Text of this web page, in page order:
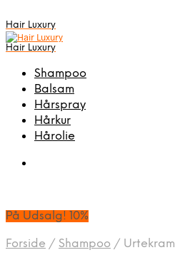
Hair Luxury
Hair Luxury
Shampoo
Balsam
Hårspray
Hårkur
Hårolie
På Udsalg! 10%
Forside / Shampoo /